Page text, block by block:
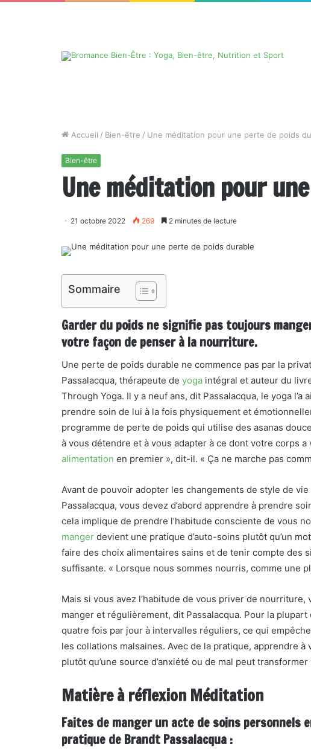
Accueil / Bien-être / Une méditation pour une perte de poids
Bien-être
Une méditation pour
21 octobre 2022 269 2 minutes de lecture
Sommaire
Garder du poids ne signifie pas toujours
votre façon de penser à la nourriture.
Une perte de poids durable ne commence pas par la
Passalacqua, thérapeute de yoga intégral et auteur du
Through Yoga. Il y a neuf ans, dit Passalacqua, le yoga
prendre soin de lui à la fois physiquement et
programme de perte de poids qui utilise des asanas
à vous détendre et à vous adapter à ce dont votre corps
alimentation en premier », dit-il. « Ça ne marche pas
Avant de pouvoir adopter les changements de style de
Passalacqua, vous devez d’abord apprendre à prendre
cela implique de prendre l’habitude consciente de vous
manger devient une pratique d’auto-soins plutôt qu’un
faire des choix alimentaires sains et de tenir compte des
suffisante. « Lorsque nous sommes nourris, comme une
Mais si vous avez l’habitude de vous priver de
manger et régulièrement, dit Passalacqua. Pour la
quatre fois par jour à intervalles réguliers, ce qui
les collations malsaines. Avec de la pratique, apprendre à
plutôt qu’une source d’anxiété ou de mal peut
Matière à réflexion Méditation
Faites de manger un acte de soins personnels
pratique de Brandt Passalacqua :